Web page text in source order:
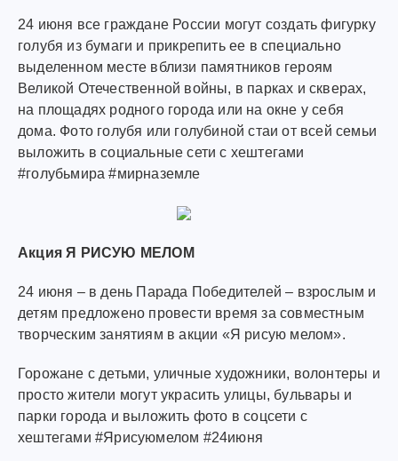
24 июня все граждане России могут создать фигурку
голубя из бумаги и прикрепить ее в специально
выделенном месте вблизи памятников героям
Великой Отечественной войны, в парках и скверах,
на площадях родного города или на окне у себя
дома. Фото голубя или голубиной стаи от всей семьи
выложить в социальные сети с хештегами
#голубьмира #мирназемле
Акция Я РИСУЮ МЕЛОМ
24 июня – в день Парада Победителей – взрослым и
детям предложено провести время за совместным
творческим занятиям в акции «Я рисую мелом».
Горожане с детьми, уличные художники, волонтеры и
просто жители могут украсить улицы, бульвары и
парки города и выложить фото в соцсети с
хештегами #Ярисуюмелом #24июня